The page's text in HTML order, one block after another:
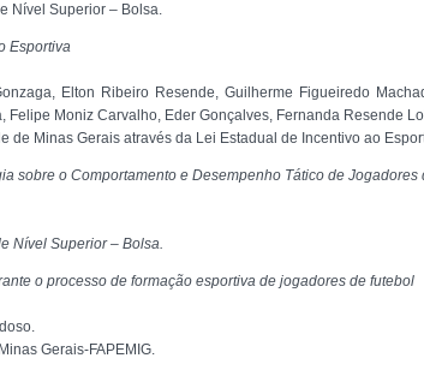
Nível Superior – Bolsa.
Esportiva
Elton Ribeiro Resende, Guilherme Figueiredo
Moniz Carvalho, Eder Gonçalves, Fernanda Resende
de Minas Gerais através da Lei Estadual de Incentivo ao
sobre o Comportamento e Desempenho Tático de
Nível Superior – Bolsa.
o processo de formação esportiva de jogadores de futebol
Gerais-FAPEMIG.